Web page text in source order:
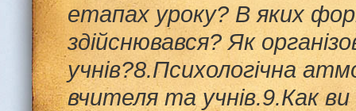
етапах уроку? В яких
здійснювався? Як
учнів?8.Психологічна
вчителятаучнів.9.Как